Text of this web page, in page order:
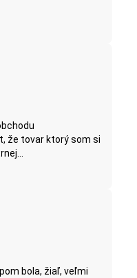
že tovar ktorý som si
bola, žiaľ, veľmi